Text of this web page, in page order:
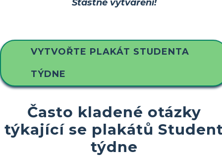
Šťastné vytváření!
VYTVOŘTE PLAKÁT STUDENTA
TÝDNE
Často kladené otázky
týkající se plakátů
týdne